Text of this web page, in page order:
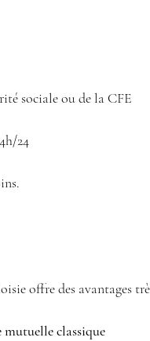
sociale ou de la CFE
24
offre des avantages
classique